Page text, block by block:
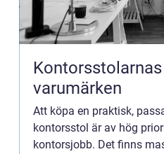
varumärken
Att köpa en praktisk,
kontorsstol är av hög
kontorsjobb. Det finns